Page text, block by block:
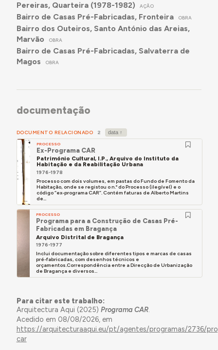
Pereiras, Quarteira (1978-1982)
AÇÃO
Bairro de Casas Pré-Fabricadas, Fronteira OBRA
Bairro dos Outeiros, Santo António das Areias,
Marvão
OBRA
Bairro de Casas Pré-Fabricadas, Salvaterra de
Magos
OBRA
documentação
DOCUMENTO RELACIONADO 2
PROCESSO
Ex-Programa CAR
Património Cultural, I.P., Arquivo do Instituto da
Habitação e da Reabilitação Urbana
1976-1978
Processo com dois volumes, em pastas do Fundo de Fomento da
Habitação, onde se registou o n.º do Processo (ilegível) e o
código “ex-programa CAR”. Contém faturas de Alberto Martins
de...
PROCESSO
Programa para a Construção de Casas Pré-
Fabricadas em Bragança
Arquivo Distrital de Bragança
1976-1977
Inclui documentação sobre diferentes tipos e marcas de casas
pré-fabricadas, com desenhos técnicos e
orçamentos.Correspondência entre a Direcção de Urbanização
de Bragança e diversos...
Para citar este trabalho:
Arquitectura Aqui (2025) Programa CAR.
Acedido em 08/08/2026, em
https://arquitecturaaqui.eu/pt/agentes/programas/2736/
car